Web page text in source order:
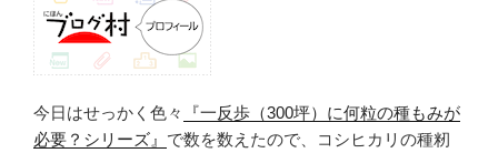
今日はせっかく色々
『一反歩（300坪）に何粒の種もみが
必要？シリーズ』 で数を数えたので、コシヒカリの種籾